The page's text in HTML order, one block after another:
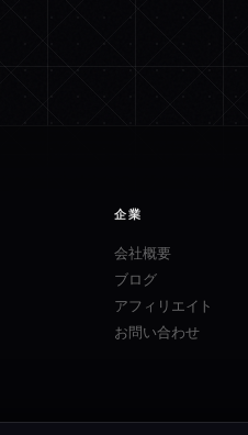
企業
会社概要
ブログ
アフィリエイト
お問い合わせ